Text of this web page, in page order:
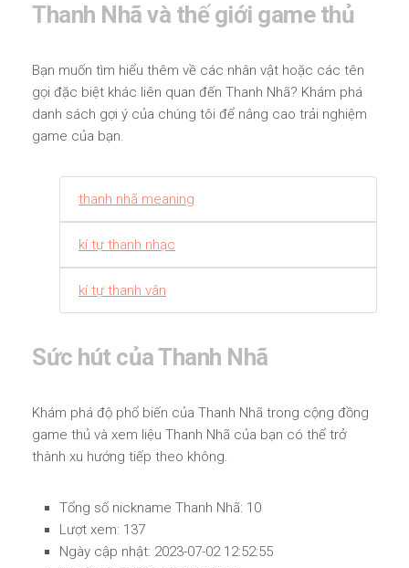
Thanh Nhã và thế giới game thủ
Bạn muốn tìm hiểu thêm về các nhân vật hoặc các tên
gọi đặc biệt khác liên quan đến Thanh Nhã? Khám phá
danh sách gợi ý của chúng tôi để nâng cao trải nghiệm
game của bạn.
thanh nhã meaning
kí tự thanh nhạc
kí tự thanh vân
Sức hút của Thanh Nhã
Khám phá độ phổ biến của Thanh Nhã trong cộng đồng
game thủ và xem liệu Thanh Nhã của bạn có thể trở
thành xu hướng tiếp theo không.
Tổng số nickname Thanh Nhã: 10
Lượt xem: 137
Ngày cập nhật: 2023-07-02 12:52:55